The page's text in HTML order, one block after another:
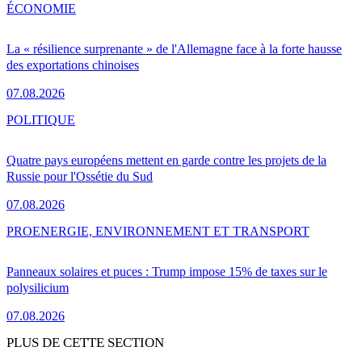
La « résilience surprenante » de l'Allemagne face à la forte hausse
des exportations chinoises
07.08.2026
ÉCONOMIE
Quatre pays européens mettent en garde contre les projets de la
Russie pour l'Ossétie du Sud
07.08.2026
POLITIQUE
Panneaux solaires et puces : Trump impose 15% de taxes sur le
polysilicium
07.08.2026
PROENERGIE, ENVIRONNEMENT ET TRANSPORT
PLUS DE CETTE SECTION